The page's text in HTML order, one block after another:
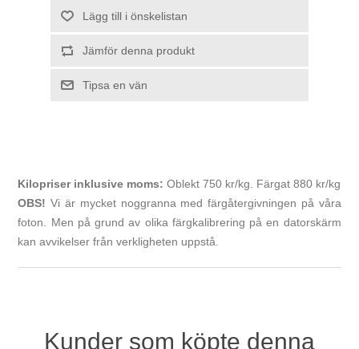
Kilopriser inklusive moms:Oblekt 750 kr/kg. Färgat 880 kr/kg
OBS! Vi är mycket noggranna med färgåtergivningen på våra
foton. Men på grund av olika färgkalibrering på en datorskärm
kan avvikelser från verkligheten uppstå.
Kunder som köpte denna